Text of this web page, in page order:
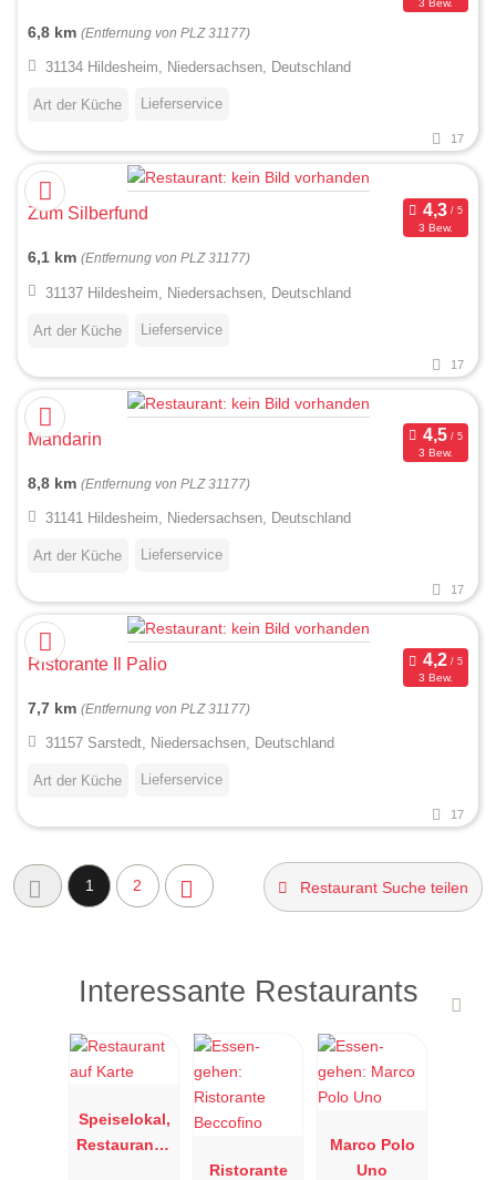
3 Bew.
6,8 km (Entfernung von PLZ 31177)
31134 Hildesheim, Niedersachsen, Deutschland
Art der Küche Lieferservice
17
Zum Silberfund
3 Bew.
6,1 km (Entfernung von PLZ 31177)
31137 Hildesheim, Niedersachsen, Deutschland
Art der Küche Lieferservice
17
Mandarin
3 Bew.
8,8 km (Entfernung von PLZ 31177)
31141 Hildesheim, Niedersachsen, Deutschland
Art der Küche Lieferservice
17
Ristorante Il Palio
3 Bew.
7,7 km (Entfernung von PLZ 31177)
31157 Sarstedt, Niedersachsen, Deutschland
Art der Küche Lieferservice
17
1 2 Restaurant Suche teilen
Interessante Restaurants
Speiselokal,
Restaurant "
Ristorante
Marco Polo
Uno